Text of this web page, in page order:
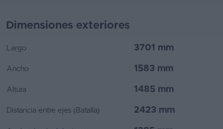
Largo 3701 mm
Ancho 1583 mm
Altura 1485 mm
Distancia entre ejes (Batalla) 2423 mm
Dimensiones exteriores